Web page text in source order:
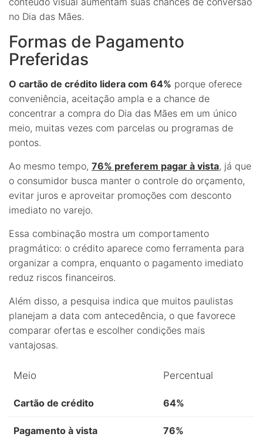
no Dia das Mães.
Formas de Pagamento
Preferidas
O cartão de crédito lidera com 64% porque oferece
conveniência, aceitação ampla e a chance de
concentrar a compra do Dia das Mães em um único
meio, muitas vezes com parcelas ou programas de
pontos.
Ao mesmo tempo, 76% preferem pagar à vista, já que
o consumidor busca manter o controle do orçamento,
evitar juros e aproveitar promoções com desconto
imediato no varejo.
Essa combinação mostra um comportamento
pragmático: o crédito aparece como ferramenta para
organizar a compra, enquanto o pagamento imediato
reduz riscos financeiros.
Além disso, a pesquisa indica que muitos paulistas
planejam a data com antecedência, o que favorece
comparar ofertas e escolher condições mais
vantajosas.
Meio Percentual
Cartão de crédito 64%
Pagamento à vista
76%